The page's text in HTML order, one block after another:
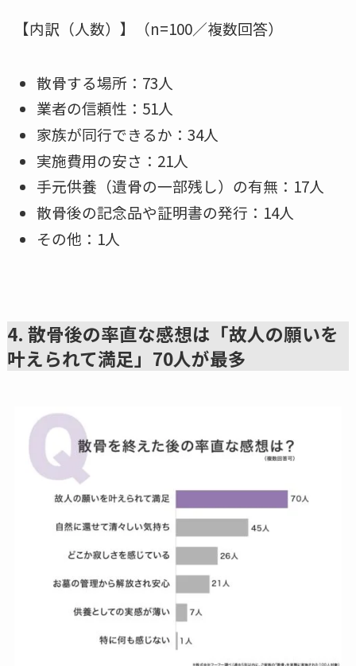
【内訳（人数）】（n=100／複数回答）
散骨する場所：73人
業者の信頼性：51人
家族が同行できるか：34人
実施費用の安さ：21人
手元供養（遺骨の一部残し）の有無：17人
散骨後の記念品や証明書の発行：14人
その他：1人
4. 散骨後の率直な感想は「故人の願いを
叶えられて満足」70人が最多